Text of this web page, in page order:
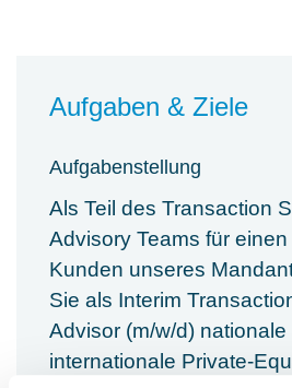
Aufgaben & Ziele
Aufgabenstellung
Als Teil des Transaction
Advisory Teams für
Kunden unseres
Sie als Interim
Advisor (m/w/d) nationale
internationale Private-